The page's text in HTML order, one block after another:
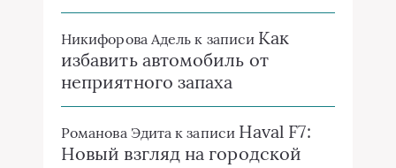
Никифорова Адель к записи Как
избавить автомобиль от
неприятного запаха
Романова Эдита к записи Haval F7:
Новый взгляд на городской